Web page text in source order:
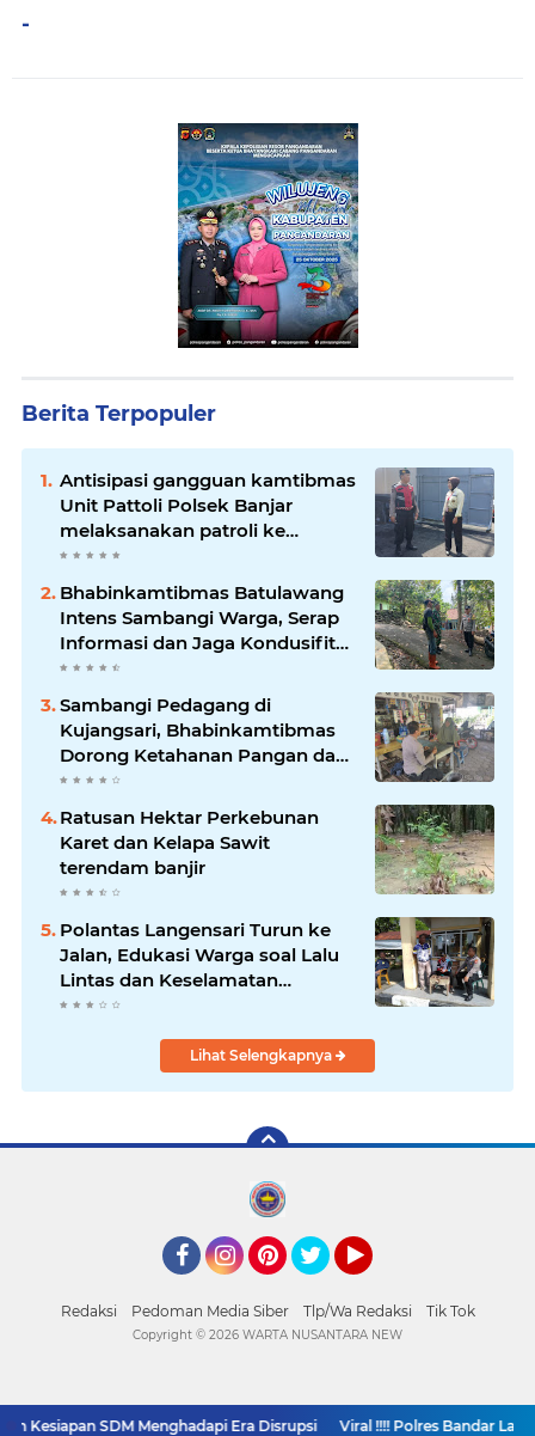
-
Berita Terpopuler
Antisipasi gangguan kamtibmas
Unit Pattoli Polsek Banjar
melaksanakan patroli ke
tempat-tempat keramaian di
wilayah hukum
Bhabinkamtibmas Batulawang
Intens Sambangi Warga, Serap
Informasi dan Jaga Kondusifitas
Lingkungan
Sambangi Pedagang di
Kujangsari, Bhabinkamtibmas
Dorong Ketahanan Pangan dan
Keamanan Lingkungan
Ratusan Hektar Perkebunan
Karet dan Kelapa Sawit
terendam banjir
Polantas Langensari Turun ke
Jalan, Edukasi Warga soal Lalu
Lintas dan Keselamatan
Berkendara
Lihat Selengkapnya
Redaksi Pedoman Media Siber Tlp/Wa Redaksi Tik Tok
Kesiapan SDM Menghadapi Era Disrupsi Viral !!!! Polres Bandar
Copyright © 2026 WARTA NUSANTARA NEW